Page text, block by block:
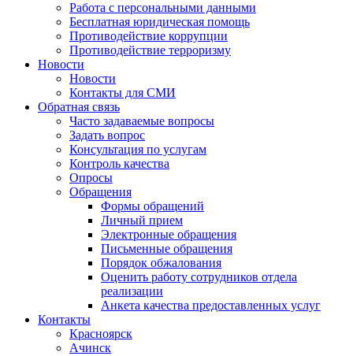
Работа с персональными данными
Бесплатная юридическая помощь
Противодействие коррупции
Противодействие терроризму
Новости
Новости
Контакты для СМИ
Обратная связь
Часто задаваемые вопросы
Задать вопрос
Консультация по услугам
Контроль качества
Опросы
Обращения
Формы обращений
Личный прием
Электронные обращения
Письменные обращения
Порядок обжалования
Оценить работу сотрудников отдела
реализации
Анкета качества предоставленных услуг
Контакты
Красноярск
Ачинск